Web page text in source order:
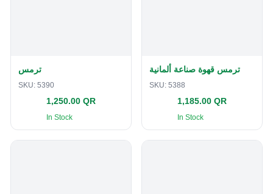
ترمس
SKU: 5390
1,250.00 QR
In Stock
ترمس قهوة صناعة ألمانية
SKU: 5388
1,185.00 QR
In Stock